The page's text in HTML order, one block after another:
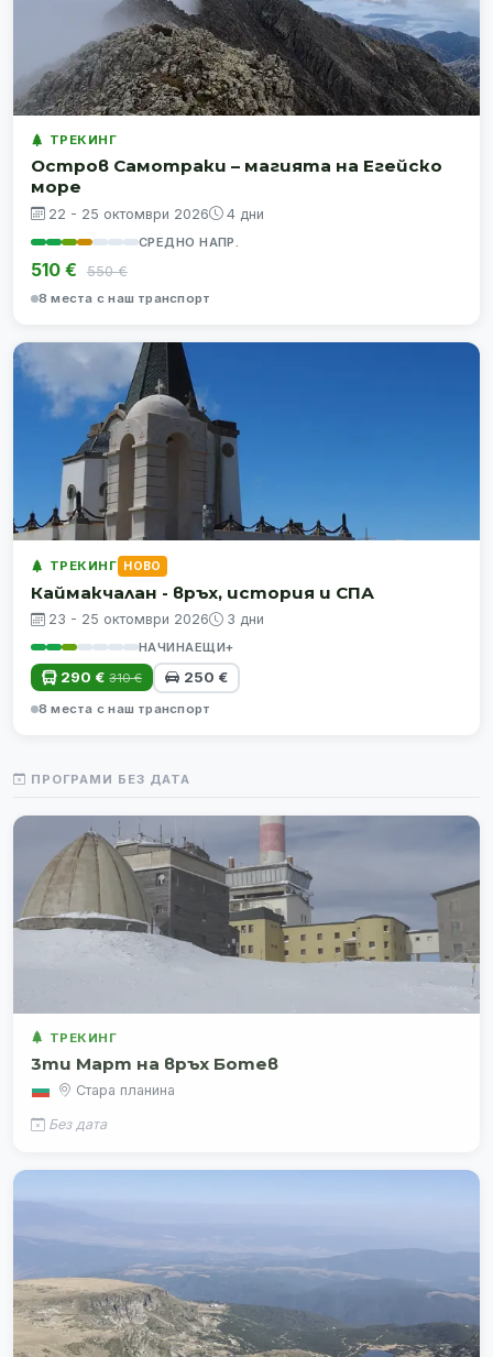
ТРЕКИНГ
Остров Самотраки – магията на Егейско
море
22 - 25 октомври 2026 4 дни
СРЕДНО НАПР.
510 € 550 €
8 места с наш транспорт
ТРЕКИНГ НОВО
Каймакчалан - връх, история и СПА
23 - 25 октомври 2026 3 дни
НАЧИНАЕЩИ+
290 € 310 € 250 €
8 места с наш транспорт
ПРОГРАМИ БЕЗ ДАТА
ТРЕКИНГ
3ти Март на връх Ботев
Стара планина
Без дата